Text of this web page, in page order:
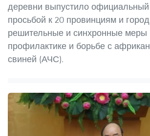
деревни выпустило официальный
просьбой к 20 провинциям и
решительные и синхронные меры
профилактике и борьбе с
свиней (АЧС).